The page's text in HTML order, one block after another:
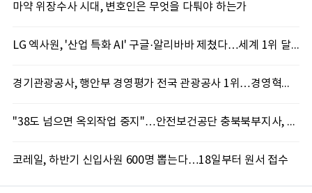
마약 위장수사 시대, 변호인은 무엇을 다퉈야 하는가
LG 엑사원, '산업 특화 AI' 구글·알리바바 제쳤다…세계 1위 달성
경기관광공사, 행안부 경영평가 전국 관광공사 1위…경영혁신 성과 인정
"38도 넘으면 옥외작업 중지"…안전보건공단 충북북부지사, 코레일과 폭염 예방 캠페인
코레일, 하반기 신입사원 600명 뽑는다…18일부터 원서 접수